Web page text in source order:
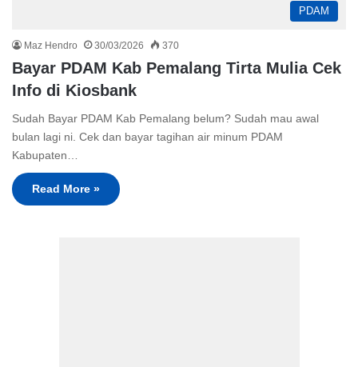
PDAM
Maz Hendro 30/03/2026 370
Bayar PDAM Kab Pemalang Tirta Mulia Cek
Info di Kiosbank
Sudah Bayar PDAM Kab Pemalang belum? Sudah mau awal
bulan lagi ni. Cek dan bayar tagihan air minum PDAM
Kabupaten…
Read More »